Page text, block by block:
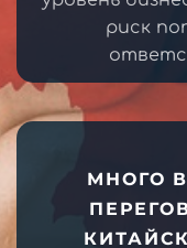
риск
МНОГО